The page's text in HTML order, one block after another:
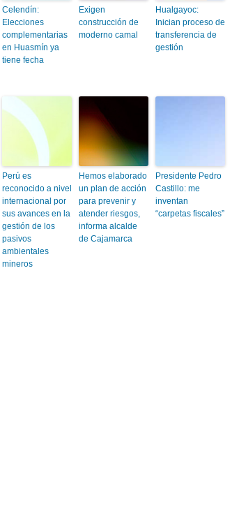
Celendín:
Elecciones
complementarias
en Huasmín ya
tiene fecha
Exigen
construcción de
moderno camal
Hualgayoc:
Inician proceso de
transferencia de
gestión
Perú es
reconocido a nivel
internacional por
sus avances en la
gestión de los
pasivos
ambientales
mineros
Hemos elaborado
un plan de acción
para prevenir y
atender riesgos,
informa alcalde
de Cajamarca
Presidente Pedro
Castillo: me
inventan
“carpetas fiscales”